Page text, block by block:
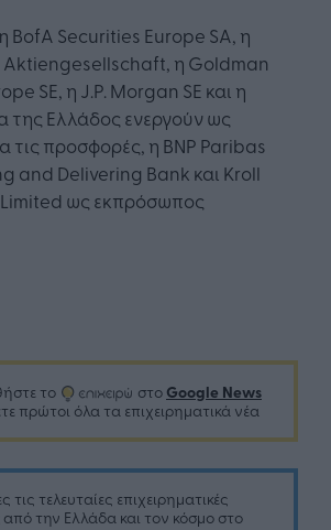
BofA Securities Europe SA, η
Aktiengesellschaft, η Goldman
SE, η J.P. Morgan SE και η
της Ελλάδος ενεργούν ως
τις προσφορές, η BNP Paribas
and Delivering Bank και Kroll
ως εκπρόσωπος
το στο Google News
πρώτοι όλα τα επιχειρηματικά νέα
τις τελευταίες επιχειρηματικές
από την Ελλάδα και τον κόσμο στο